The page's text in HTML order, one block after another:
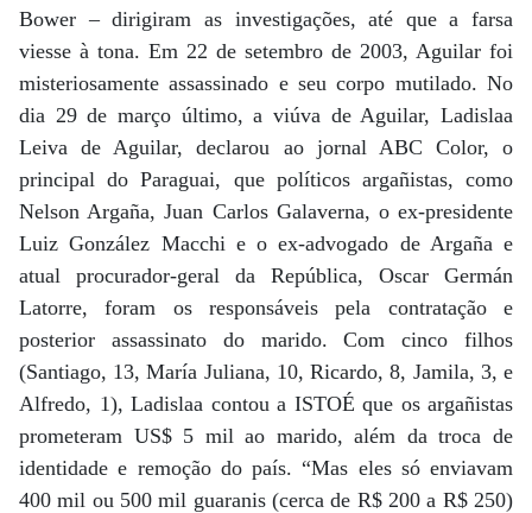
Bower – dirigiram as investigações, até que a farsa
viesse à tona. Em 22 de setembro de 2003, Aguilar foi
misteriosamente assassinado e seu corpo mutilado. No
dia 29 de março último, a viúva de Aguilar, Ladislaa
Leiva de Aguilar, declarou ao jornal ABC Color, o
principal do Paraguai, que políticos argañistas, como
Nelson Argaña, Juan Carlos Galaverna, o ex-presidente
Luiz González Macchi e o ex-advogado de Argaña e
atual procurador-geral da República, Oscar Germán
Latorre, foram os responsáveis pela contratação e
posterior assassinato do marido. Com cinco filhos
(Santiago, 13, María Juliana, 10, Ricardo, 8, Jamila, 3, e
Alfredo, 1), Ladislaa contou a ISTOÉ que os argañistas
prometeram US$ 5 mil ao marido, além da troca de
identidade e remoção do país. “Mas eles só enviavam
400 mil ou 500 mil guaranis (cerca de R$ 200 a R$ 250)